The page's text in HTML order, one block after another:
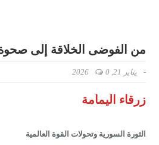
من الفوضى الخلاقة إلى
- يناير 21, 2026 0
زرقاء اليمامة
الثورة السورية وتحولات القوة العالمية